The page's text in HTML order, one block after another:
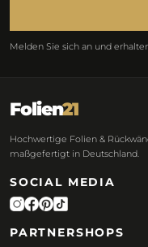
Melden Sie sich an und
Folien21
Hochwertige Folien &
maßgefertigt in Deutschland.
SOCIAL MEDIA
PARTNERSHOPS